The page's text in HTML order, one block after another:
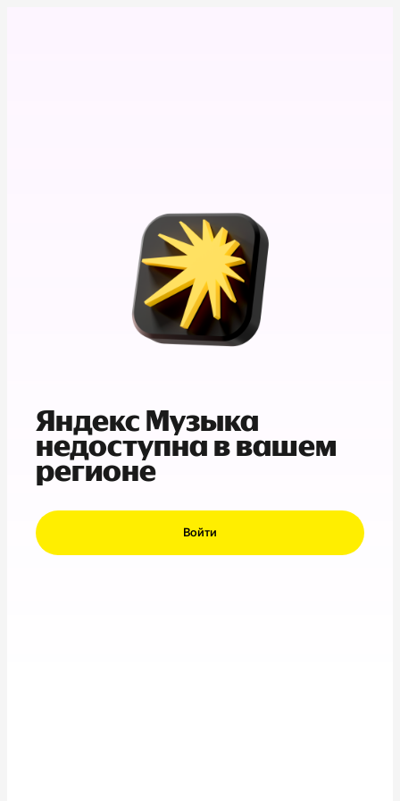
Яндекс Музыка
недоступна в вашем
регионе
Войти